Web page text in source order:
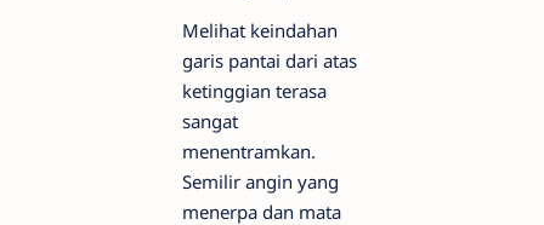
Melihat keindahan
garis pantai dari atas
ketinggian terasa
sangat
menentramkan.
Semilir angin yang
menerpa dan mata